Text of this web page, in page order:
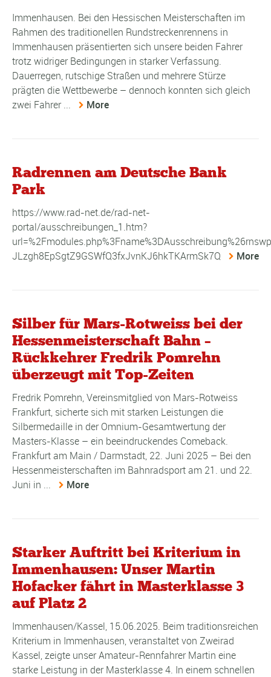
Immenhausen. Bei den Hessischen Meisterschaften im
Rahmen des traditionellen Rundstreckenrennens in
Immenhausen präsentierten sich unsere beiden Fahrer
trotz widriger Bedingungen in starker Verfassung.
Dauerregen, rutschige Straßen und mehrere Stürze
prägten die Wettbewerbe – dennoch konnten sich gleich
zwei Fahrer ...
More
Radrennen am Deutsche Bank
Park
https://www.rad-net.de/rad-net-
portal/ausschreibungen_1.htm?
JLzgh8EpSgtZ9GSWfQ3fxJvnKJ6hkTKArmSk7Q
More
Silber für Mars-Rotweiss bei der
Hessenmeisterschaft Bahn –
Rückkehrer Fredrik Pomrehn
überzeugt mit Top-Zeiten
Fredrik Pomrehn, Vereinsmitglied von Mars-Rotweiss
Frankfurt, sicherte sich mit starken Leistungen die
Silbermedaille in der Omnium-Gesamtwertung der
Masters-Klasse – ein beeindruckendes Comeback.
Frankfurt am Main / Darmstadt, 22. Juni 2025 – Bei den
Hessenmeisterschaften im Bahnradsport am 21. und 22.
Juni in ...
More
Starker Auftritt bei Kriterium in
Immenhausen: Unser Martin
Hofacker fährt in Masterklasse 3
auf Platz 2
Immenhausen/Kassel, 15.06.2025. Beim traditionsreichen
Kriterium in Immenhausen, veranstaltet von Zweirad
Kassel, zeigte unser Amateur-Rennfahrer Martin eine
starke Leistung in der Masterklasse 4. In einem schnellen